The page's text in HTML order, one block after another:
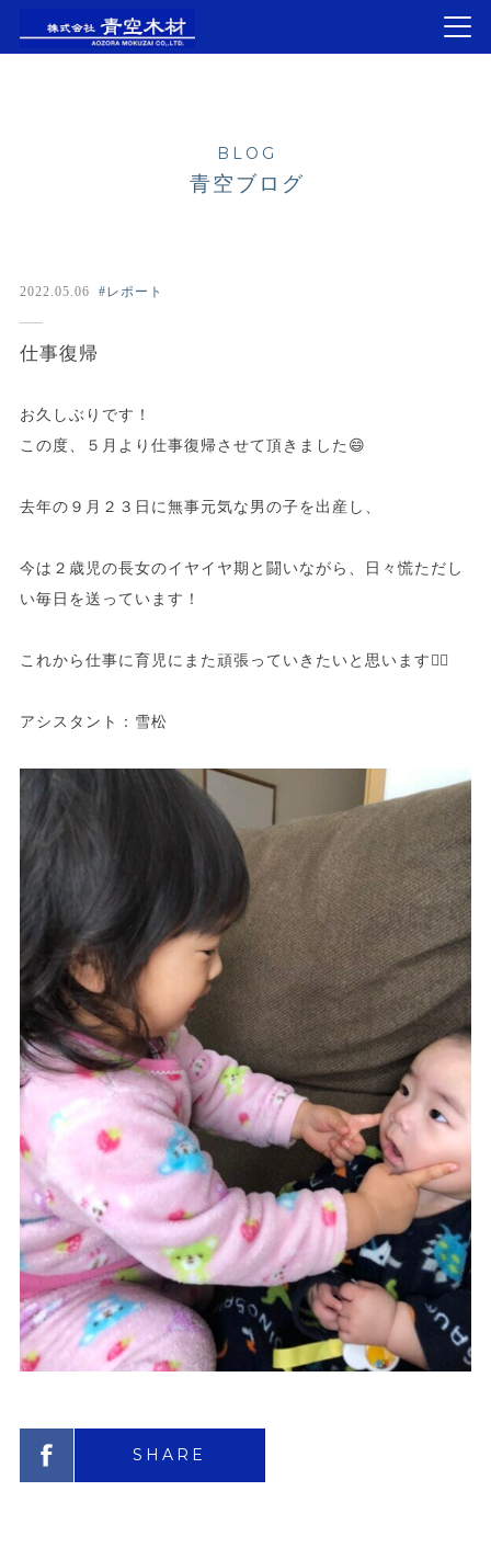
BLOG
青空ブログ
2022.05.06 #レポート
仕事復帰
お久しぶりです！
この度、５月より仕事復帰させて頂きました😄
去年の９月２３日に無事元気な男の子を出産し、
今は２歳児の長女のイヤイヤ期と闘いながら、日々慌ただし
い毎日を送っています！
これから仕事に育児にまた頑張っていきたいと思います🙇‍♀️
アシスタント：雪松
SHARE